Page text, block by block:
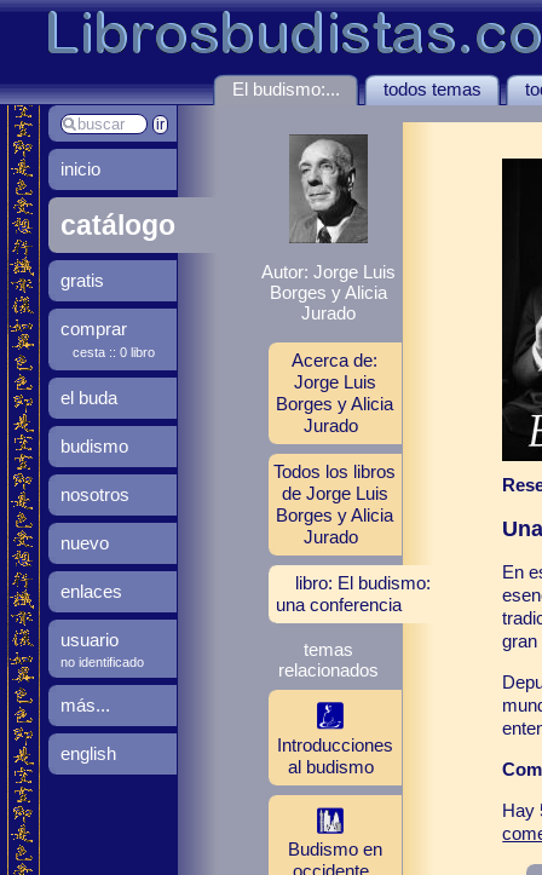
En
gran
Hay
El budismo:... todos temas
Autor: Jorge Luis
Borges y Alicia
Jurado
Acerca de:
Jorge Luis
Borges y Alicia
Jurado
Todos los libros
de Jorge Luis
Borges y Alicia
Jurado
libro: El budismo:
una conferencia
temas
relacionados
Introducciones
al budismo
Budismo en
inicio
catálogo
gratis
comprar
cesta :: 0 libro
el buda
budismo
nosotros
nuevo
enlaces
usuario
no identificado
más...
english